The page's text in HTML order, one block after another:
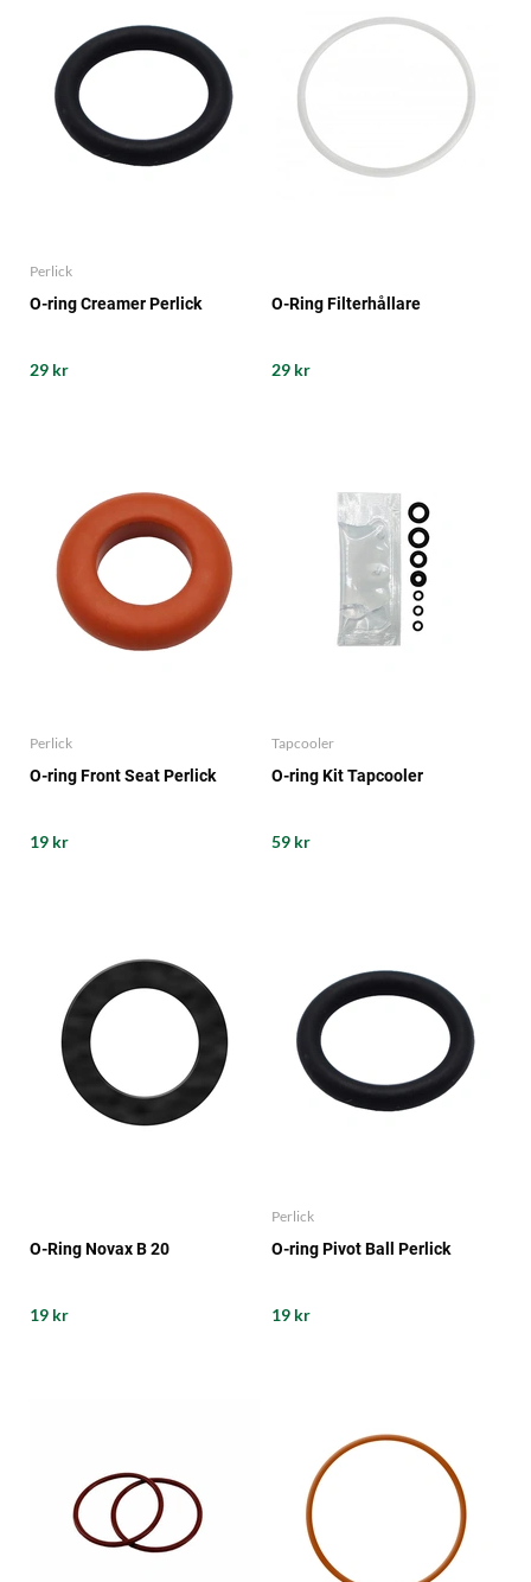
Perlick
O-ring Creamer Perlick
29 kr
O-Ring Filterhållare
29 kr
Perlick
O-ring Front Seat Perlick
19 kr
Tapcooler
O-ring Kit Tapcooler
59 kr
O-Ring Novax B 20
19 kr
Perlick
O-ring Pivot Ball Perlick
19 kr